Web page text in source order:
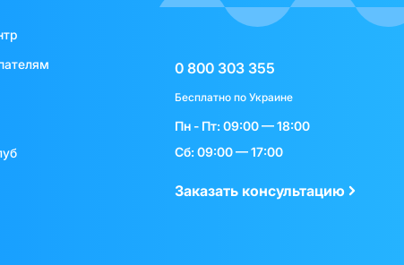
0 800 303 355
Бесплатно по Украине
Пн - Пт: 09:00 — 18:00
Сб: 09:00 — 17:00
Заказать консультацию